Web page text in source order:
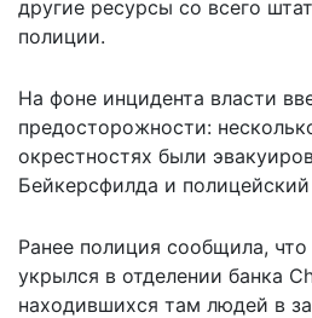
другие ресурсы со всего
полиции.
На фоне инцидента власти
предосторожности:
окрестностях были
Бейкерсфилда и полицейский
Ранее полиция сообщила,
укрылся в отделении банка
находившихся там людей в